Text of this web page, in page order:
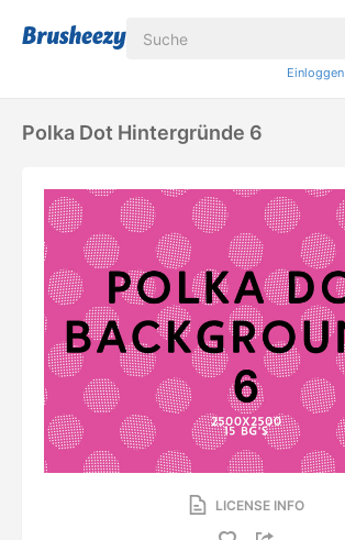
Einloggen
Polka Dot Hintergründe 6
LICENSE INFO